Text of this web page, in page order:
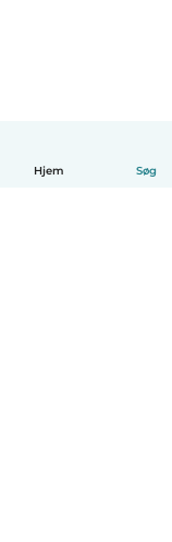
Hjem Søg